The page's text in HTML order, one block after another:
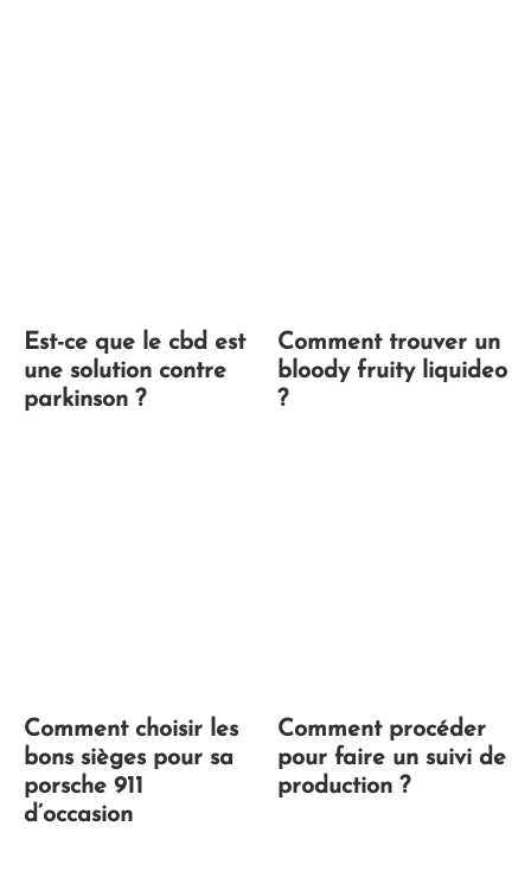
Est-ce que le cbd est
une solution contre
parkinson ?
Comment trouver un
bloody fruity liquideo
?
Comment choisir les
bons sièges pour sa
porsche 911
d’occasion
Comment procéder
pour faire un suivi de
production ?